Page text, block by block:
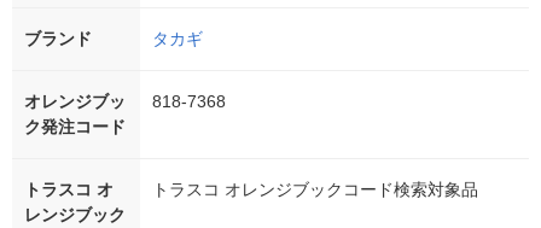
ブランド タカギ
オレンジブッ
ク発注コード
818-7368
トラスコ オ
レンジブック
トラスコ オレンジブックコード検索対象品